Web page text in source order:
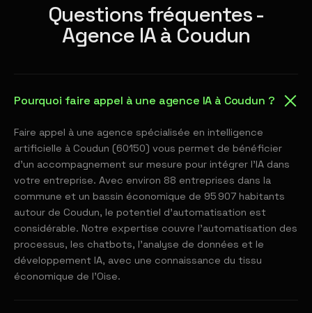
Questions fréquentes -
Agence IA à Coudun
Pourquoi faire appel à une agence IA à Coudun ?
Faire appel à une agence spécialisée en intelligence
artificielle à Coudun (60150) vous permet de bénéficier
d'un accompagnement sur mesure pour intégrer l'IA dans
votre entreprise. Avec environ 88 entreprises dans la
commune et un bassin économique de 95 907 habitants
autour de Coudun, le potentiel d'automatisation est
considérable. Notre expertise couvre l'automatisation des
processus, les chatbots, l'analyse de données et le
développement IA, avec une connaissance du tissu
économique de l'Oise.